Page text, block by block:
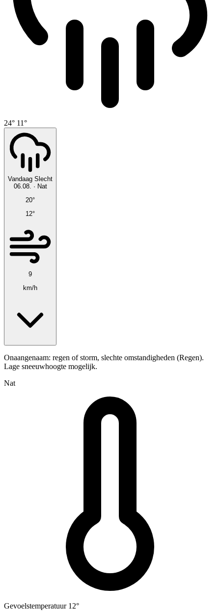
24° 11°
Vandaag Slecht
06.08. · Nat
20°
12°
9
km/h
Onaangenaam: regen of storm, slechte omstandigheden (Regen).
Lage sneeuwhoogte mogelijk.
Nat
Gevoelstemperatuur 12°